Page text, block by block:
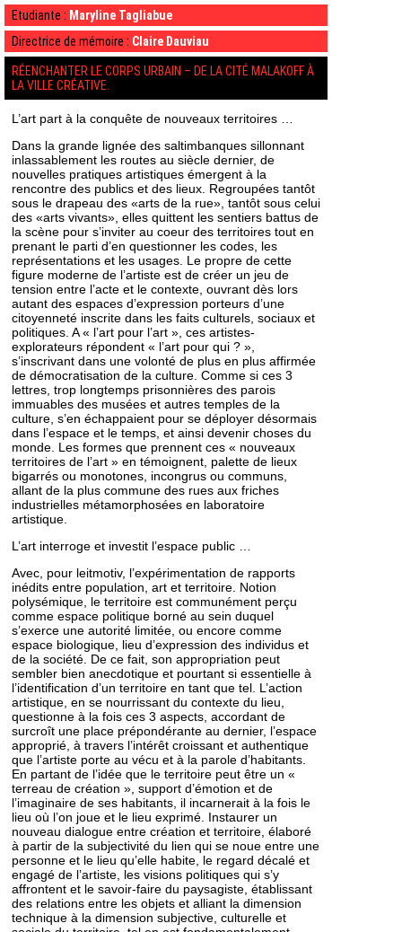
Etudiante : Maryline Tagliabue
Directrice de mémoire : Claire Dauviau
RÉENCHANTER LE CORPS URBAIN – DE LA CITÉ MALAKOFF À
LA VILLE CRÉATIVE.
L’art part à la conquête de nouveaux territoires …
Dans la grande lignée des saltimbanques sillonnant
inlassablement les routes au siècle dernier, de
nouvelles pratiques artistiques émergent à la
rencontre des publics et des lieux. Regroupées tantôt
sous le drapeau des «arts de la rue», tantôt sous celui
des «arts vivants», elles quittent les sentiers battus de
la scène pour s’inviter au coeur des territoires tout en
prenant le parti d’en questionner les codes, les
représentations et les usages. Le propre de cette
figure moderne de l’artiste est de créer un jeu de
tension entre l’acte et le contexte, ouvrant dès lors
autant des espaces d’expression porteurs d’une
citoyenneté inscrite dans les faits culturels, sociaux et
politiques. A « l’art pour l’art », ces artistes-
explorateurs répondent « l’art pour qui ? »,
s’inscrivant dans une volonté de plus en plus affirmée
de démocratisation de la culture. Comme si ces 3
lettres, trop longtemps prisonnières des parois
immuables des musées et autres temples de la
culture, s’en échappaient pour se déployer désormais
dans l’espace et le temps, et ainsi devenir choses du
monde. Les formes que prennent ces « nouveaux
territoires de l’art » en témoignent, palette de lieux
bigarrés ou monotones, incongrus ou communs,
allant de la plus commune des rues aux friches
industrielles métamorphosées en laboratoire
artistique.
L’art interroge et investit l’espace public …
Avec, pour leitmotiv, l’expérimentation de rapports
inédits entre population, art et territoire. Notion
polysémique, le territoire est communément perçu
comme espace politique borné au sein duquel
s’exerce une autorité limitée, ou encore comme
espace biologique, lieu d’expression des individus et
de la société. De ce fait, son appropriation peut
sembler bien anecdotique et pourtant si essentielle à
l’identification d’un territoire en tant que tel. L’action
artistique, en se nourrissant du contexte du lieu,
questionne à la fois ces 3 aspects, accordant de
surcroît une place prépondérante au dernier, l’espace
approprié, à travers l’intérêt croissant et authentique
que l’artiste porte au vécu et à la parole d’habitants.
En partant de l’idée que le territoire peut être un «
terreau de création », support d’émotion et de
l’imaginaire de ses habitants, il incarnerait à la fois le
lieu où l’on joue et le lieu exprimé. Instaurer un
nouveau dialogue entre création et territoire, élaboré
à partir de la subjectivité du lien qui se noue entre une
personne et le lieu qu’elle habite, le regard décalé et
engagé de l’artiste, les visions politiques qui s’y
affrontent et le savoir-faire du paysagiste, établissant
des relations entre les objets et alliant la dimension
technique à la dimension subjective, culturelle et